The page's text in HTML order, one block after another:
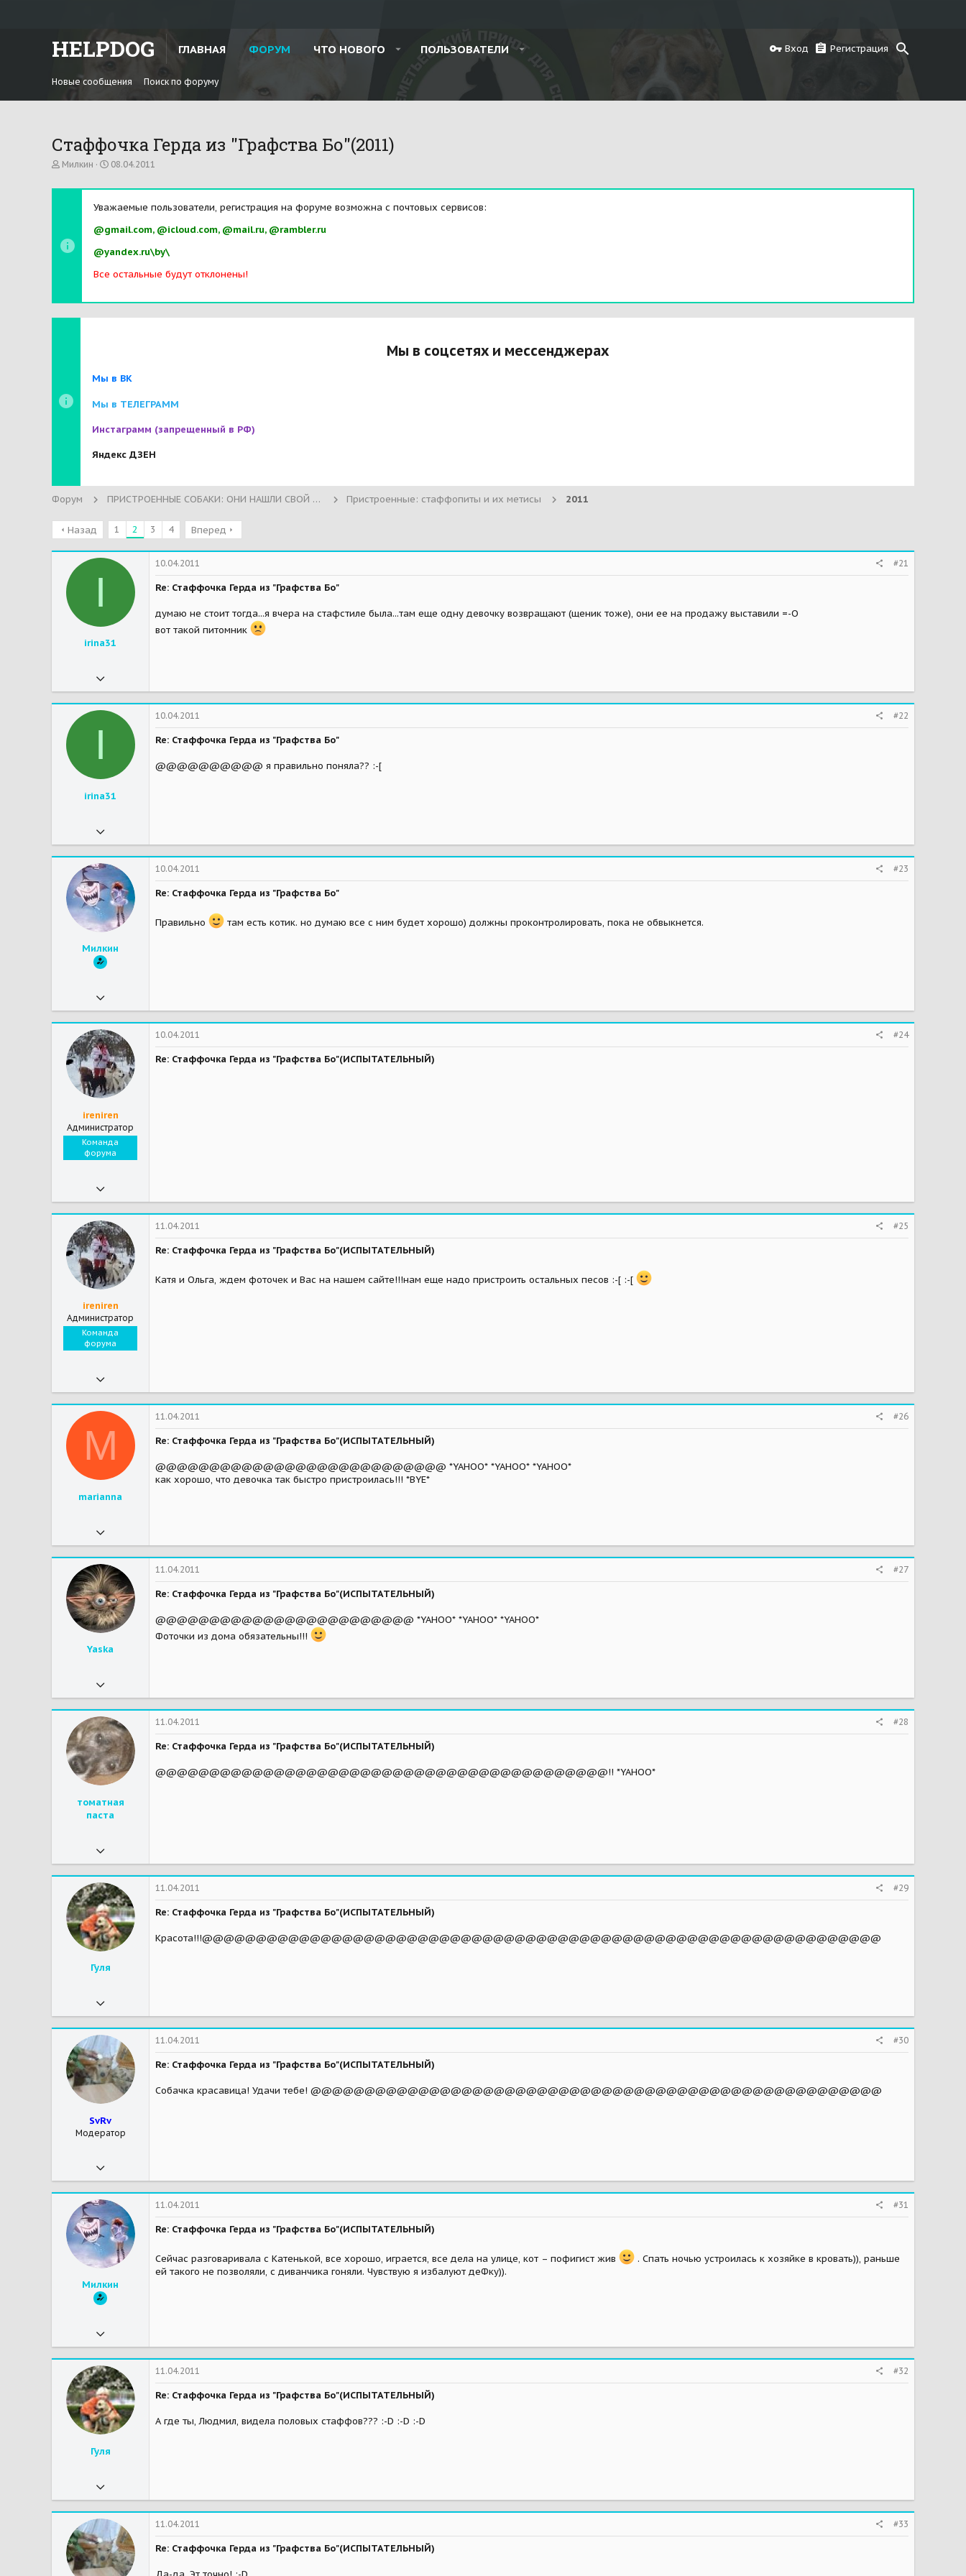
HELPDOG ГЛАВНАЯ ФОРУМ ЧТО НОВОГО ПОЛЬЗОВАТЕЛИ Вход Регистрация
Новые сообщения Поиск по форуму
Стаффочка Герда из "Графства Бо"(2011)
А
т
м
ы
Милкин
Д
т
н
ч
л
08.04.2011
Уважаемые пользователи, регистрация на форуме возможна с почтовых сервисов:
@gmail.com, @icloud.com, @mail.ru, @rambler.ru
@yandex.ru\by\
Все остальные будут отклонены!
Мы в соцсетях и мессенджерах
Мы в ВК
Мы в ТЕЛЕГРАММ
Инстаграмм (запрещенный в РФ)
Яндекс ДЗЕН
Форум ПРИСТРОЕННЫЕ СОБАКИ: ОНИ НАШЛИ СВОЙ ДОМ! Пристроенные: стаффопиты и их метисы 2011
Назад 1 2 3 4 Вперед
I
irina31
671
16
Мои зверушки
10.04.2011 #21
Re: Стаффочка Герда из "Графства Бо"
думаю не стоит тогда...я вчера на стафстиле была...там еще одну девочку возвращают (щеник тоже), они ее на продажу выставили =-O
вот такой питомник
I
irina31
671
16
Мои зверушки
10.04.2011 #22
Re: Стаффочка Герда из "Графства Бо"
@@@@@@@@@@ я правильно поняла?? :-[
Милкин
1 025
36
47
Мои зверушки
10.04.2011 #23
Re: Стаффочка Герда из "Графства Бо"
Правильно там есть котик. но думаю все с ним будет хорошо) должны проконтролировать, пока не обвыкнется.
ireniren
Администратор
Команда
форума
27 089
83
10.04.2011 #24
Re: Стаффочка Герда из "Графства Бо"(ИСПЫТАТЕЛЬНЫЙ)
ireniren
Администратор
Команда
форума
27 089
83
11.04.2011 #25
Re: Стаффочка Герда из "Графства Бо"(ИСПЫТАТЕЛЬНЫЙ)
Катя и Ольга, ждем фоточек и Вас на нашем сайте!!!нам еще надо пристроить остальных песов :-[ :-[
M
marianna
8 165
38
46
Мои зверушки
11.04.2011 #26
Re: Стаффочка Герда из "Графства Бо"(ИСПЫТАТЕЛЬНЫЙ)
@@@@@@@@@@@@@@@@@@@@@@@@@@@ *YAHOO* *YAHOO* *YAHOO*
как хорошо, что девочка так быстро пристроилась!!! *BYE*
Yaska
8 403
2 932
113
Москва, Митино, МО, Дедовск
Мои зверушки
11.04.2011 #27
Re: Стаффочка Герда из "Графства Бо"(ИСПЫТАТЕЛЬНЫЙ)
@@@@@@@@@@@@@@@@@@@@@@@@ *YAHOO* *YAHOO* *YAHOO*
Фоточки из дома обязательны!!!
томатная
паста
589
16
37
Мои зверушки
11.04.2011 #28
Re: Стаффочка Герда из "Графства Бо"(ИСПЫТАТЕЛЬНЫЙ)
@@@@@@@@@@@@@@@@@@@@@@@@@@@@@@@@@@@@@@@@@@!! *YAHOO*
Гуля
11 812
38
59
Мои зверушки
11.04.2011 #29
Re: Стаффочка Герда из "Графства Бо"(ИСПЫТАТЕЛЬНЫЙ)
Красота!!!@@@@@@@@@@@@@@@@@@@@@@@@@@@@@@@@@@@@@@@@@@@@@@@@@@@@@@@@@@@@@@@
SvRv
Модератор
19 099
2 044
113
Пушкино
Мои зверушки
11.04.2011 #30
Re: Стаффочка Герда из "Графства Бо"(ИСПЫТАТЕЛЬНЫЙ)
Собачка красавица! Удачи тебе! @@@@@@@@@@@@@@@@@@@@@@@@@@@@@@@@@@@@@@@@@@@@@@@@@@@@@
Милкин
1 025
36
47
Мои зверушки
11.04.2011 #31
Re: Стаффочка Герда из "Графства Бо"(ИСПЫТАТЕЛЬНЫЙ)
Сейчас разговаривала с Катенькой, все хорошо, играется, все дела на улице, кот – пофигист жив
. Спать ночью устроилась к хозяйке в кровать)), раньше
ей такого не позволяли, с диванчика гоняли. Чувствую я избалуют деФку)).
Гуля
11 812
38
59
11.04.2011 #32
Re: Стаффочка Герда из "Графства Бо"(ИСПЫТАТЕЛЬНЫЙ)
А где ты, Людмил, видела половых стаффов??? :-D :-D :-D
11.04.2011 #33
Re: Стаффочка Герда из "Графства Бо"(ИСПЫТАТЕЛЬНЫЙ)